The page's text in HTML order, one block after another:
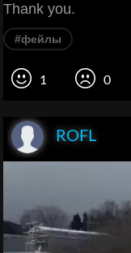
Thank you.
#фейлы
1 0
ROFL